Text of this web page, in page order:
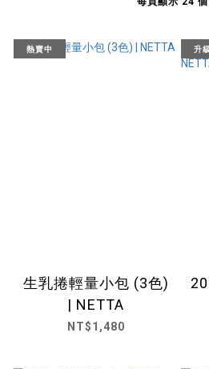
熱賣中
生乳捲輕量小包 (3色)
| NETTA
NT$1,480
升